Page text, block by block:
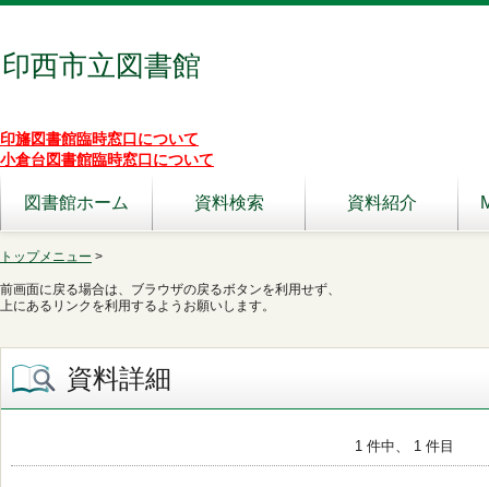
印西市立図書館
印旛図書館臨時窓口について
小倉台図書館臨時窓口について
図書館ホーム 資料検索 資料紹介
トップメニュー >
前画面に戻る場合は、ブラウザの戻るボタンを利用せず、
上にあるリンクを利用するようお願いします。
資料詳細
1 件中、 1 件目